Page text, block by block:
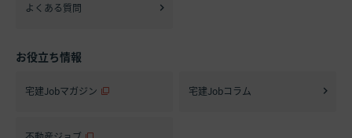
よくある質問
お役立ち情報
宅建Jobマガジン 宅建Jobコラム